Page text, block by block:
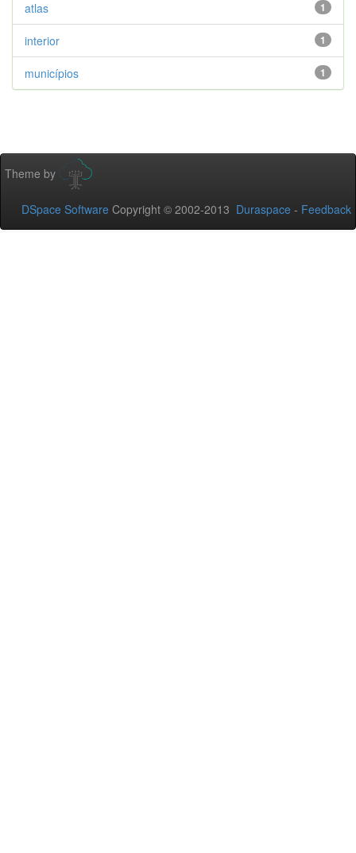
1
atlas
1
interior
1
municípios
Theme by
DSpace Software Copyright © 2002-2013 Duraspace - Feedback